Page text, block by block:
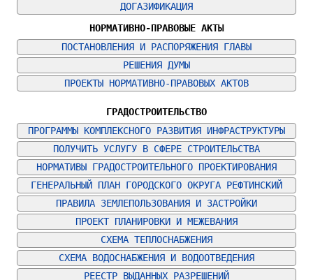
ДОГАЗИФИКАЦИЯ
НОРМАТИВНО-ПРАВОВЫЕ АКТЫ
ПОСТАНОВЛЕНИЯ И РАСПОРЯЖЕНИЯ ГЛАВЫ
РЕШЕНИЯ ДУМЫ
ПРОЕКТЫ НОРМАТИВНО-ПРАВОВЫХ АКТОВ
ГРАДОСТРОИТЕЛЬСТВО
ПРОГРАММЫ КОМПЛЕКСНОГО РАЗВИТИЯ ИНФРАСТРУКТУРЫ
ПОЛУЧИТЬ УСЛУГУ В СФЕРЕ СТРОИТЕЛЬСТВА
НОРМАТИВЫ ГРАДОСТРОИТЕЛЬНОГО ПРОЕКТИРОВАНИЯ
ГЕНЕРАЛЬНЫЙ ПЛАН ГОРОДСКОГО ОКРУГА РЕФТИНСКИЙ
ПРАВИЛА ЗЕМЛЕПОЛЬЗОВАНИЯ И ЗАСТРОЙКИ
ПРОЕКТ ПЛАНИРОВКИ И МЕЖЕВАНИЯ
СХЕМА ТЕПЛОСНАБЖЕНИЯ
СХЕМА ВОДОСНАБЖЕНИЯ И ВОДООТВЕДЕНИЯ
РЕЕСТР ВЫДАННЫХ РАЗРЕШЕНИЙ